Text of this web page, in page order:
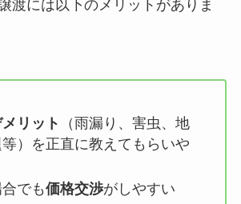
渡には以下のメリットがありま
リット
（雨漏り、害虫、地
）を正直に教えてもらいや
でも価格交渉がしやすい